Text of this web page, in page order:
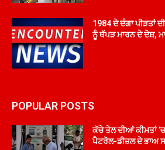
1984 ਦੇ ਦੰਗਾ ਪੀੜਤਾਂ
ਨੂੰ ਥੱਪੜ ਮਾਰਨ ਦੇ ਦੋਸ਼,
POPULAR POSTS
ਕੱਚੇ ਤੇਲ ਦੀਆਂ ਕੀਮਤਾਂ
ਪੈਟਰੋਲ-ਡੀਜ਼ਲ ਦੇ ਭਾਅ